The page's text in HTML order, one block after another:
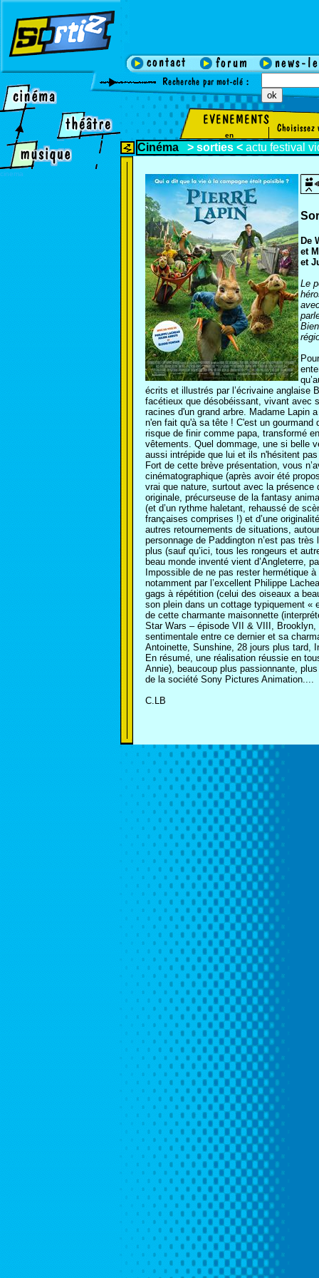
en
cinema
Cinéma > sorties < actu festival
De
et
et
Le
écrits et illustrés par l’écrivaine anglaise
facétieux que désobéissant, vivant avec
racines d'un grand arbre. Madame Lapin
n'en fait qu'à sa tête ! C'est un
risque de finir comme papa, transformé
vêtements. Quel dommage, une si belle
aussi intrépide que lui et ils n'hésitent
Fort de cette brève présentation, vous
cinématographique (après avoir été
vrai que nature, surtout avec la présence
originale, précurseuse de la fantasy
(et d’un rythme haletant, rehaussé de
françaises comprises !) et d’une
autres retournements de situations,
personnage de Paddington n’est pas
plus (sauf qu’ici, tous les rongeurs et
beau monde inventé vient d’Angleterre,
Impossible de ne pas rester hermétique
notamment par l’excellent Philippe
gags à répétition (celui des oiseaux a
son plein dans un cottage typiquement «
de cette charmante maisonnette
Star Wars – épisode VII & VIII,
sentimentale entre ce dernier et sa
Antoinette, Sunshine, 28 jours plus tard,
En résumé, une réalisation réussie en
Annie), beaucoup plus passionnante,
de la société Sony Pictures Animation....
C.LB